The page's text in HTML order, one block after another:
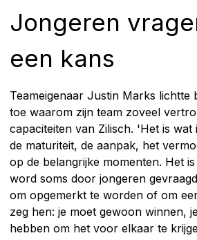
Jongeren
een kans
Teameigenaar Justin Marks lichtte
toe waarom zijn team zoveel
capaciteiten van Zilisch. 'Het is wat
de maturiteit, de aanpak, het
op de belangrijke momenten. Het
word soms door jongeren
om opgemerkt te worden of om
zeg hen: je moet gewoon winnen,
hebben om het voor elkaar te